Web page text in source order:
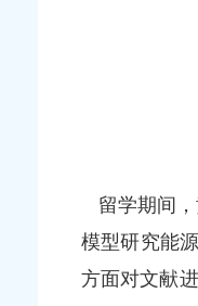
留学期间，
模型研究能
方面对文献